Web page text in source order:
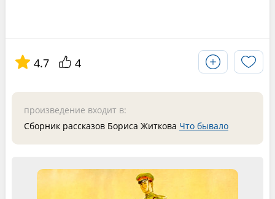
4.7 4
произведение входит в:
Сборник рассказов Бориса Житкова Что бывало